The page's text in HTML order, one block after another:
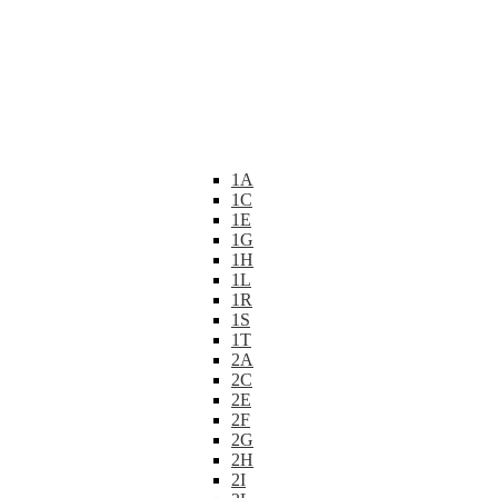
1A
1C
1E
1G
1H
1L
1R
1S
1T
2A
2C
2E
2F
2G
2H
2I